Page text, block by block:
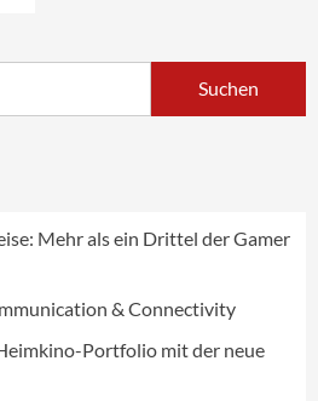
Mehr als ein Drittel der Gamer
& Connectivity
Portfolio mit der neue
Internet
IFA 2026 zurück und prägt